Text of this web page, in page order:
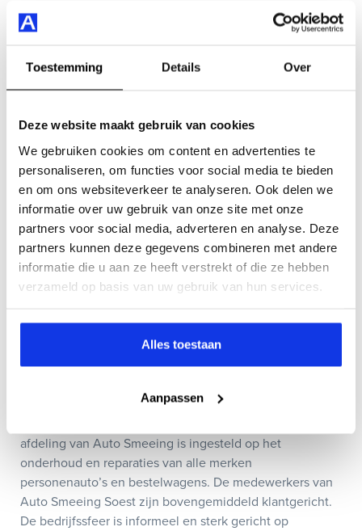
Toestemming Details Over
Deze website maakt gebruik van cookies
We gebruiken cookies om content en advertenties te
personaliseren, om functies voor social media te bieden
en om ons websiteverkeer te analyseren. Ook delen we
informatie over uw gebruik van onze site met onze
partners voor social media, adverteren en analyse. Deze
partners kunnen deze gegevens combineren met andere
informatie die u aan ze heeft verstrekt of die ze hebben
verzameld op basis van uw gebruik van hun services.
Alles toestaan
Aanpassen
Werken op de afdeling/werkplaats die het beste bij
Investeren in jouw opleidingen: bijv. EV- / Hybride
specialist, ADAS-systemen specialist, technisch
Mooie secundaire arbeidsvoorwaarden o.a. stoere
elektrische fiets van de zaak.
We zoeken iemand voor de lange termijn. We hebben
een goede sfeer. Daarom investeren we ook in onze
medewerkers. Daarnaast word je goed ingewerkt en
daarbij bieden wij uitgebreide studiemogelijkheden.
bestaat sinds 1976 en is met een
jaarlijkse verkoop van circa 4.000 auto's de grootste
een modern beleid gevoerd gericht op het optimaal
afdeling van Auto Smeeing is ingesteld op het
onderhoud en reparaties van alle merken
personenauto’s en bestelwagens. De medewerkers van
Auto Smeeing Soest zijn bovengemiddeld klantgericht.
De bedrijfssfeer is informeel en sterk gericht op